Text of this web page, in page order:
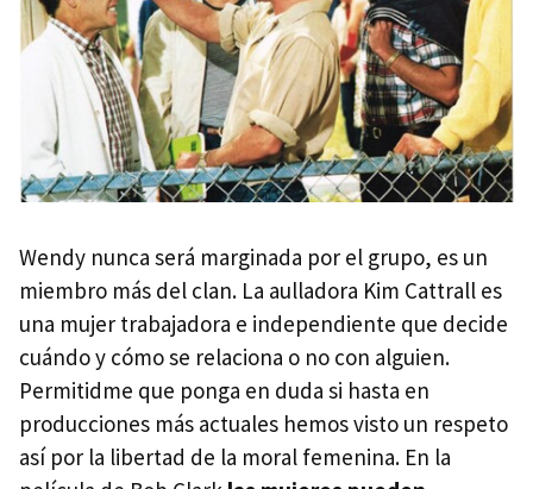
Wendy nunca será marginada por el grupo, es un
miembro más del clan. La aulladora Kim Cattrall es
una mujer trabajadora e independiente que decide
cuándo y cómo se relaciona o no con alguien.
Permitidme que ponga en duda si hasta en
producciones más actuales hemos visto un respeto
así por la libertad de la moral femenina. En la